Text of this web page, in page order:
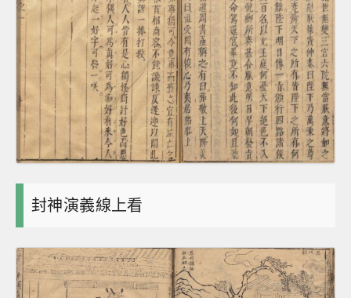
封神演義線上看